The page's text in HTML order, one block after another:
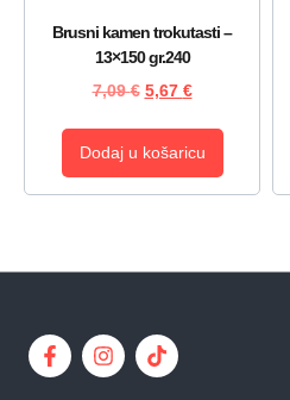
Brusni kamen trokutasti –
13×150 gr.240
7,09€ 5,67 €
Dodaj u košaricu